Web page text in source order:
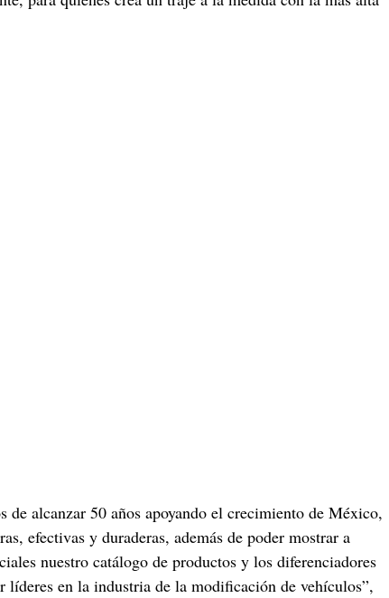
de alcanzar 50 años apoyando el crecimiento de México,
efectivas y duraderas, además de poder mostrar a
nuestro catálogo de productos y los diferenciadores
líderes en la industria de la modificación de vehículos”,